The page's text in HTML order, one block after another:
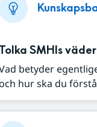
Tolka SMHIs
betyder
hur ska du